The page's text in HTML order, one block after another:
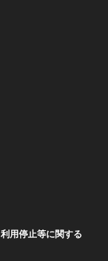
用停止等に関する